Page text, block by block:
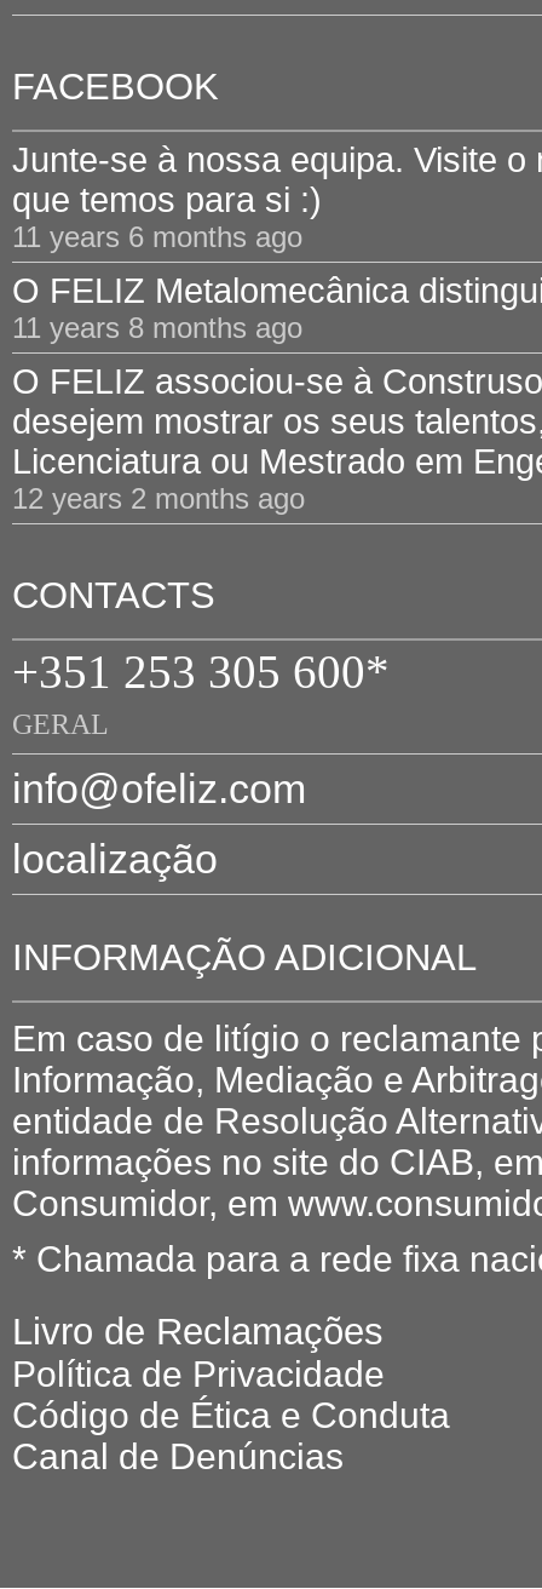
FACEBOOK
Junte-se à nossa equipa. Visite
que temos para si :)
11 years 6 months ago
O FELIZ Metalomecânica
11 years 8 months ago
O FELIZ associou-se à
desejem mostrar os seus
Licenciatura ou Mestrado em
12 years 2 months ago
CONTACTS
+351 253 305 600*
GERAL
info@ofeliz.com
localização
INFORMAÇÃO ADICIONAL
Em caso de litígio o reclamante
Informação, Mediação e
entidade de Resolução
informações no site do CIAB,
Consumidor, em
* Chamada para a rede fixa
Livro de Reclamações
Política de Privacidade
Código de Ética e Conduta
Canal de Denúncias